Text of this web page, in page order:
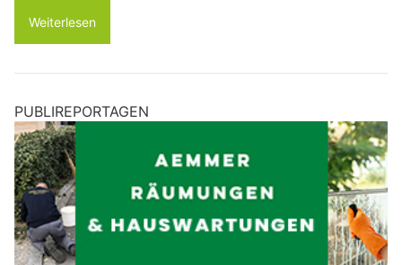
Weiterlesen
PUBLIREPORTAGEN